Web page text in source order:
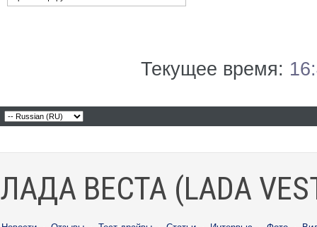
Текущее время:
ЛАДА ВЕСТА (LADA